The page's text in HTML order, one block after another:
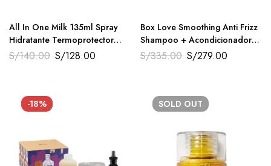
All In One Milk 135ml Spray
Hidratante Termoprotector
Davines
S/140.00 S/128.00
Box Love Smoothing Anti Frizz
Shampoo + Acondicionador
250ml + All in one Milk 135ml
S/335.00 S/279.00
-18% SOLD OUT